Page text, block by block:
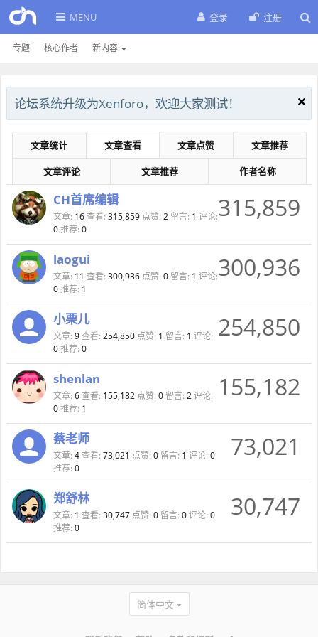
MENU
专题 核心作者 新内容
登录 注册
论坛系统升级为Xenforo，欢迎大家测试！
文章统计 文章查看 文章点赞 文章推荐
文章评论 文章推荐 作者名称
315,859
CH首席编辑
文章: 16查看: 315,859 点赞: 2 留言: 1 评论:
0推荐: 0
300,936
laogui
文章: 11 查看: 300,936 点赞: 0 留言: 1 评论:
0推荐: 1
254,850
小栗儿
文章: 9查看: 254,850 点赞: 1 留言: 1 评论:
0推荐: 0
155,182
shenlan
文章: 6查看: 155,182 点赞: 0 留言: 2评论:
0推荐: 1
73,021
蔡老师
文章: 4查看: 73,021 点赞: 0 留言: 1 评论: 0
推荐: 0
30,747
郑舒林
文章: 1 查看: 30,747 点赞: 0 留言: 0评论: 0
推荐: 0
简体中文